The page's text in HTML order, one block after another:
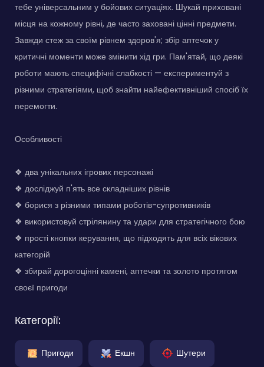
тебе універсальним у бойових ситуаціях. Шукай приховані
місця на кожному рівні, де часто заховані цінні предмети.
Завжди стеж за своїм рівнем здоров'я; збір аптечок у
критичні моменти може змінити хід гри. Пам'ятай, що деякі
роботи мають специфічні слабкості — експериментуй з
різними стратегіями, щоб знайти найефективніший спосіб їх
перемогти.
Особливості
❖ два унікальних ігрових персонажі
❖ досліджуй п'ять все складніших рівнів
❖ борися з різними типами роботів-супротивників
❖ використовуй стрілянину та удари для стратегічного бою
❖ прості кнопки керування, що підходять для всіх вікових
категорій
❖ збирай дорогоцінні камені, аптечки та золото протягом
своєї пригоди
Категорії:
Пригоди Екшн Шутери